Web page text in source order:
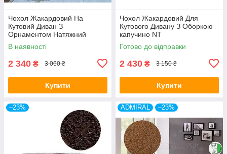
Чохол Жакардовий На
Кутовий Диван З
Орнаментом Натяжний
Універсальний З Воланами
Спідницею Kaspi Колір
В наявності
2 340 ₴ 3 060 ₴
Купити
Чохол Жакардовий Для
Кутового Дивану З Оборкою
капучино NT
Готово до відправки
2 430 ₴ 3 150 ₴
Купити
–23% ADMIRAL –23%